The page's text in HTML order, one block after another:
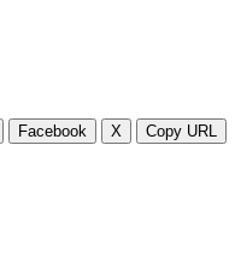
Facebook X Copy URL